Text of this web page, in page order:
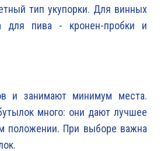
тип укупорки. Для винных
для пива - кронен-пробки и
и занимают минимум места.
много: они дают лучшее
положении. При выборе важна